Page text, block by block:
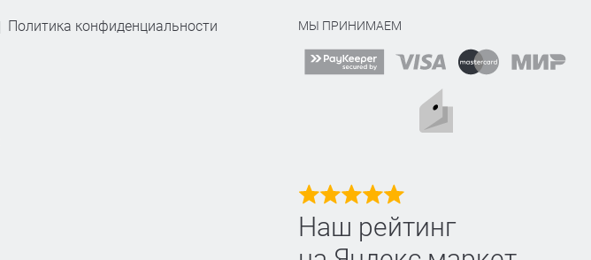
Политика конфиденциальности МЫ ПРИНИМАЕМ
Наш рейтинг